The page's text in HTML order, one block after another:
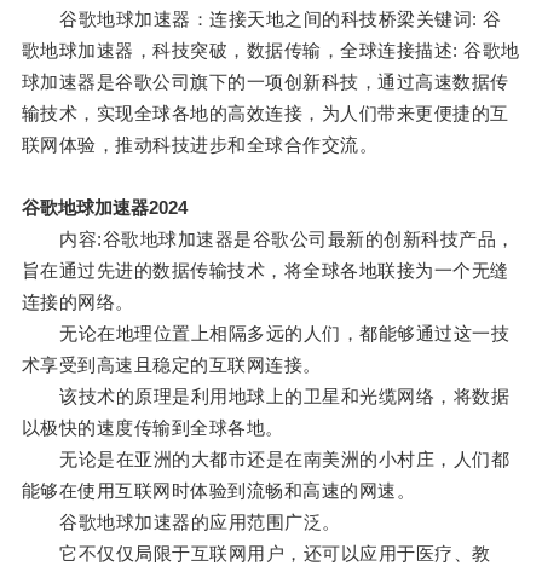
谷歌地球加速器：连接天地之间的科技桥梁关键词: 谷
歌地球加速器，科技突破，数据传输，全球连接描述: 谷歌地
球加速器是谷歌公司旗下的一项创新科技，通过高速数据传
输技术，实现全球各地的高效连接，为人们带来更便捷的互
联网体验，推动科技进步和全球合作交流。
谷歌地球加速器2024
内容:谷歌地球加速器是谷歌公司最新的创新科技产品，
旨在通过先进的数据传输技术，将全球各地联接为一个无缝
连接的网络。
无论在地理位置上相隔多远的人们，都能够通过这一技
术享受到高速且稳定的互联网连接。
该技术的原理是利用地球上的卫星和光缆网络，将数据
以极快的速度传输到全球各地。
无论是在亚洲的大都市还是在南美洲的小村庄，人们都
能够在使用互联网时体验到流畅和高速的网速。
谷歌地球加速器的应用范围广泛。
它不仅仅局限于互联网用户，还可以应用于医疗、教